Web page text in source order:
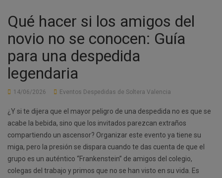
Qué hacer si los amigos del
novio no se conocen: Guía
para una despedida
legendaria
14/06/2026 Eventos Despedidas de Soltera Valencia
¿Y si te dijera que el mayor peligro de una despedida no es que se
acabe la bebida, sino que los invitados parezcan extraños
compartiendo un ascensor? Organizar este evento ya tiene su
miga, pero la presión se dispara cuando te das cuenta de que el
grupo es un auténtico “Frankenstein” de amigos del colegio,
colegas del trabajo y primos que no se han visto en su vida. Es